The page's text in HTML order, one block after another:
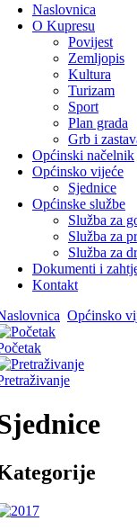
Naslovnica
O Kupresu
Povijest
Zemljopis
Kultura
Turizam
Sport
Plan grada
Grb i
Općinski načelnik
Općinsko vijeće
Sjednice
Općinske službe
Služba za
Služba za
Služba za
Dokumenti i
Kontakt
Općinsko